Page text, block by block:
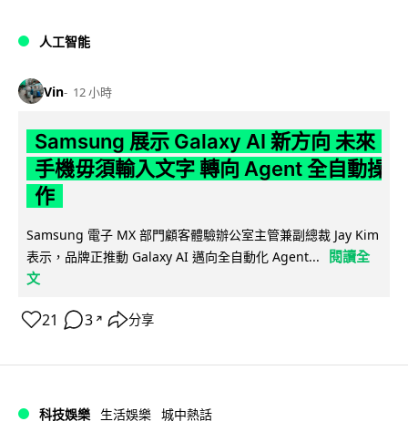
人工智能
Vin 12 小時
Samsung 展示 Galaxy AI 新方向 未來
手機毋須輸入文字 轉向 Agent 全自動操
作
Samsung 電子 MX 部門顧客體驗辦公室主管兼副總裁 Jay Kim
表示，品牌正推動 Galaxy AI 邁向全自動化 Agent...
閱讀全
文
21 3 ↗ 分享
科技娛樂 生活娛樂 城中熱話